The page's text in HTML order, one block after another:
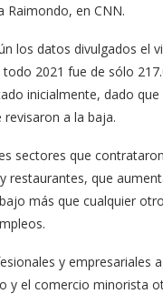
Raimondo, en CNN.
los datos divulgados el
2021 fue de sólo
inicialmente, dado
a la baja.
sectores que
restaurantes, que
más que cualquier
y empresariales
y el comercio minorista